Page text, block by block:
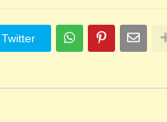
Twitter